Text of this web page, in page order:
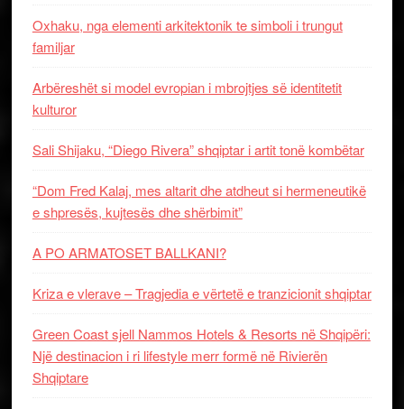
Oxhaku, nga elementi arkitektonik te simboli i trungut
familjar
Arbëreshët si model evropian i mbrojtjes së identitetit
kulturor
Sali Shijaku, “Diego Rivera” shqiptar i artit tonë kombëtar
“Dom Fred Kalaj, mes altarit dhe atdheut si hermeneutikë
e shpresës, kujtesës dhe shërbimit”
A PO ARMATOSET BALLKANI?
Kriza e vlerave – Tragjedia e vërtetë e tranzicionit shqiptar
Green Coast sjell Nammos Hotels & Resorts në Shqipëri:
Një destinacion i ri lifestyle merr formë në Rivierën
Shqiptare